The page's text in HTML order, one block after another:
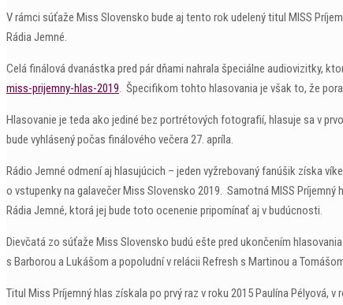
V rámci súťaže Miss Slovensko bude aj tento rok udelený titul MISS
Rádia Jemné.
Celá finálová dvanástka pred pár dňami nahrala špeciálne audiovizitky,
miss-prijemny-hlas-2019. Špecifikom tohto hlasovania je však to, že
Hlasovanie je teda ako jediné bez portrétových fotografií, hlasuje sa v
bude vyhlásený počas finálového večera 27. apríla.
Rádio Jemné odmení aj hlasujúcich – jeden vyžrebovaný fanúšik získa
o vstupenky na galavečer Miss Slovensko 2019. Samotná MISS
Rádia Jemné, ktorá jej bude toto ocenenie pripomínať aj v budúcnosti.
Dievčatá zo súťaže Miss Slovensko budú ešte pred ukončením
s Barborou a Lukášom a popoludní v relácii Refresh s Martinou a
Titul Miss Príjemný hlas získala po prvý raz v roku 2015 Paulína Pélyová,